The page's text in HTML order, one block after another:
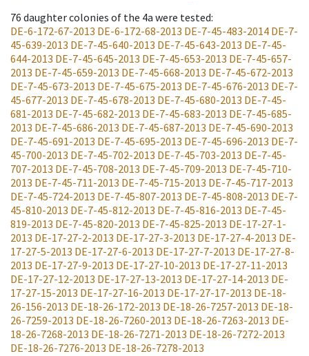
76 daughter colonies of the 4a were tested:
DE-6-172-67-2013 DE-6-172-68-2013 DE-7-45-483-2014 DE-7-
45-639-2013 DE-7-45-640-2013 DE-7-45-643-2013 DE-7-45-
644-2013 DE-7-45-645-2013 DE-7-45-653-2013 DE-7-45-657-
2013 DE-7-45-659-2013 DE-7-45-668-2013 DE-7-45-672-2013
DE-7-45-673-2013 DE-7-45-675-2013 DE-7-45-676-2013 DE-7-
45-677-2013 DE-7-45-678-2013 DE-7-45-680-2013 DE-7-45-
681-2013 DE-7-45-682-2013 DE-7-45-683-2013 DE-7-45-685-
2013 DE-7-45-686-2013 DE-7-45-687-2013 DE-7-45-690-2013
DE-7-45-691-2013 DE-7-45-695-2013 DE-7-45-696-2013 DE-7-
45-700-2013 DE-7-45-702-2013 DE-7-45-703-2013 DE-7-45-
707-2013 DE-7-45-708-2013 DE-7-45-709-2013 DE-7-45-710-
2013 DE-7-45-711-2013 DE-7-45-715-2013 DE-7-45-717-2013
DE-7-45-724-2013 DE-7-45-807-2013 DE-7-45-808-2013 DE-7-
45-810-2013 DE-7-45-812-2013 DE-7-45-816-2013 DE-7-45-
819-2013 DE-7-45-820-2013 DE-7-45-825-2013 DE-17-27-1-
2013 DE-17-27-2-2013 DE-17-27-3-2013 DE-17-27-4-2013 DE-
17-27-5-2013 DE-17-27-6-2013 DE-17-27-7-2013 DE-17-27-8-
2013 DE-17-27-9-2013 DE-17-27-10-2013 DE-17-27-11-2013
DE-17-27-12-2013 DE-17-27-13-2013 DE-17-27-14-2013 DE-
17-27-15-2013 DE-17-27-16-2013 DE-17-27-17-2013 DE-18-
26-156-2013 DE-18-26-172-2013 DE-18-26-7257-2013 DE-18-
26-7259-2013 DE-18-26-7260-2013 DE-18-26-7263-2013 DE-
18-26-7268-2013 DE-18-26-7271-2013 DE-18-26-7272-2013
DE-18-26-7276-2013 DE-18-26-7278-2013